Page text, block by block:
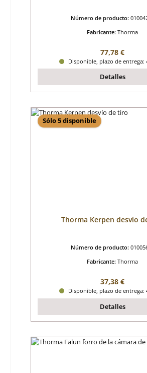
Número de producto:
Fabricante: Thorma
Precio normal:
77,78 €
Disponible, plazo de entrega:
Detalles
Sólo 5 disponible
Thorma Kerpen desvío
Número de producto:
Fabricante: Thorma
Precio normal:
37,38 €
Disponible, plazo de entrega:
Detalles